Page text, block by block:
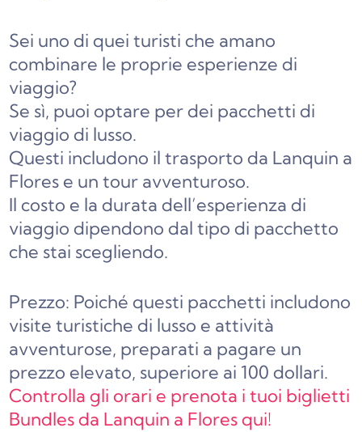
Sei uno di quei turisti che amano
combinare le proprie esperienze di
viaggio?
Se sì, puoi optare per dei pacchetti di
viaggio di lusso.
Questi includono il trasporto da Lanquin a
Flores e un tour avventuroso.
Il costo e la durata dell’esperienza di
viaggio dipendono dal tipo di pacchetto
che stai scegliendo.
Prezzo: Poiché questi pacchetti includono
visite turistiche di lusso e attività
avventurose, preparati a pagare un
prezzo elevato, superiore ai 100 dollari.
Controlla gli orari e prenota i tuoi biglietti
Bundles da Lanquin a Flores qui!